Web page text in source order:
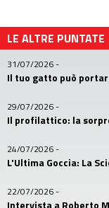
LE ALTRE PUNTATE
31/07/2026-
Il tuo gatto può
29/07/2026-
Il profilattico: la
24/07/2026-
L'Ultima Goccia: La
22/07/2026-